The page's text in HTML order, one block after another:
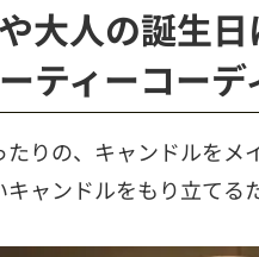
大人の誕生
ティーコーデ
りの、キャンドルをメ
ャンドルをもり立てる